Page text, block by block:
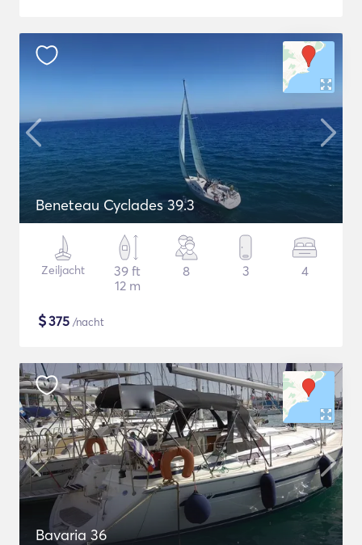
Beneteau Cyclades 39.3
Zeiljacht
39 ft
12 m
8 3 4
$375 /nacht
Bavaria 36